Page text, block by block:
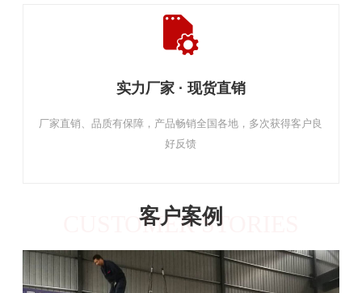
实力厂家 · 现货直销
厂家直销、品质有保障，产品畅销全国各地，多次获得客户良
好反馈
客户案例
CUSTOMER STORIES